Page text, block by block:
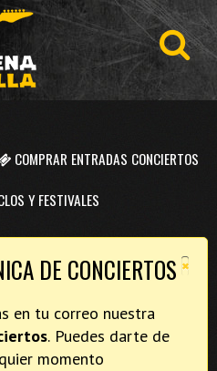
COMPRAR ENTRADAS CONCIERTOS
Y FESTIVALES
×
DE CONCIERTOS
en tu correo nuestra
. Puedes darte de
momento